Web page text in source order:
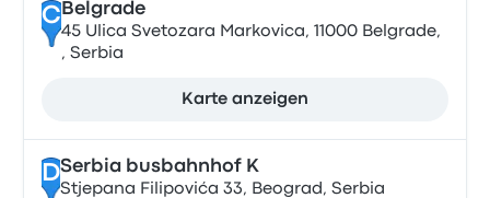
CBelgrade
45 Ulica Svetozara Markovica, 11000 Belgrade,
, Serbia
Karte anzeigen
DSerbia busbahnhof K
Stjepana Filipovića 33, Beograd, Serbia